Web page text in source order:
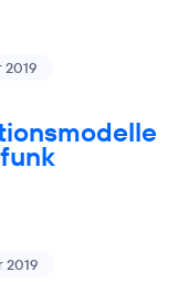
2019
2019